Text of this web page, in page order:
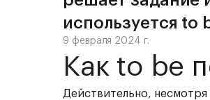
используется to
9 февраля 2024 г.
Как to be
Действительно,